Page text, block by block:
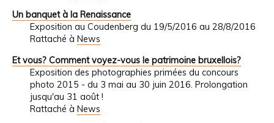
Un banquet à la Renaissance
Exposition au Coudenberg du 19/5/2016 au 28/8/2016
Rattaché à News
Et vous? Comment voyez-vous le patrimoine bruxellois?
Exposition des photographies primées du concours
photo 2015 - du 3 mai au 30 juin 2016. Prolongation
jusqu'au 31 août !
Rattaché à News